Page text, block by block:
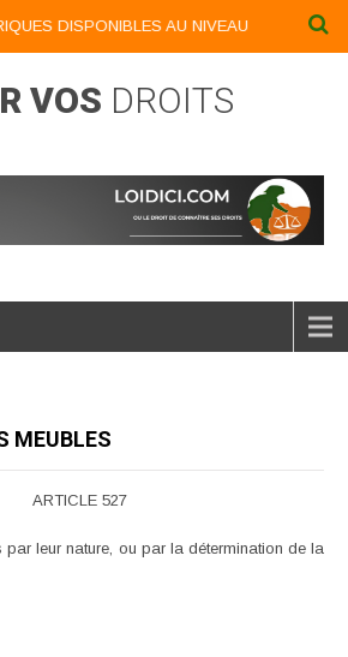
DISPONIBLES AU NIVEAU DU MENU
VOS DROITS
MEUBLES
ARTICLE 527
par leur nature, ou par la détermination de la